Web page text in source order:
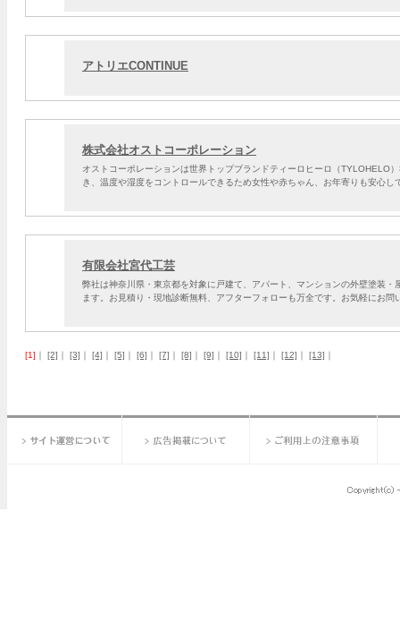
アトリエCONTINUE
株式会社オストコーポレーション
オストコーポレーションは世界トップブランドティーロヒーロ（TYLOHELO
き、温度や湿度をコントロールできるため女性や赤ちゃん、お年寄りも安心し
有限会社宮代工芸
弊社は神奈川県・東京都を対象に戸建て、アパート、マンションの外壁塗装
ます。お見積り・現地診断無料、アフターフォローも万全です。お気軽にお問
[1] ｜ [2] ｜ [3] ｜ [4] ｜ [5] ｜ [6] ｜ [7] ｜ [8] ｜ [9] ｜ [10] ｜ [11] ｜ [12] ｜ [13] ｜
サイト運営について 広告掲載について ご利用上の注意事項